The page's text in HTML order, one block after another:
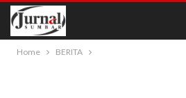
Home BERITA